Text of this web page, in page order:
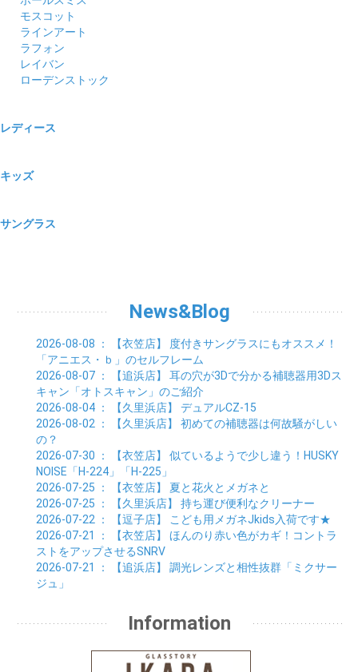
モスコット
ラインアート
ラフォン
レイバン
ローデンストック
レディース
キッズ
サングラス
News&Blog
2026-08-08 ： 【衣笠店】
度付きサングラスにもオススメ！
「アニエス・ｂ」のセルフレーム
2026-08-07 ： 【追浜店】 耳の穴が3Dで分かる補聴器用3Dス
キャン「オトスキャン」のご紹介
2026-08-04 ： 【久里浜店】 デュアルCZ-15
2026-08-02 ： 【久里浜店】 初めての補聴器は何故騒がしい
の？
2026-07-30 ： 【衣笠店】 似ているようで少し違う！HUSKY
NOISE「H-224」「H-225」
2026-07-25 ： 【衣笠店】 夏と花火とメガネと
2026-07-25 ： 【久里浜店】 持ち運び便利なクリーナー
2026-07-22 ： 【逗子店】
こども用メガネJkids入荷です★
2026-07-21
： 【衣笠店】 ほんのり赤い色がカギ！コントラ
ストをアップさせるSNRV
2026-07-21
： 【追浜店】 調光レンズと相性抜群「ミクサー
ジュ」
Information